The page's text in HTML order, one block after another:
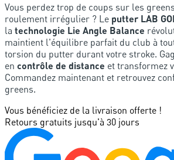
Vous perdez trop de coups sur les
roulement irrégulier ? Le putter LAB
la technologie Lie Angle Balance
maintient l'équilibre parfait du club à
torsion du putter durant votre stroke.
en contrôle de distance et transformez
Commandez maintenant et retrouvez
greens.
Vous bénéficiez de la livraison offerte !
Retours gratuits jusqu'à 30 jours